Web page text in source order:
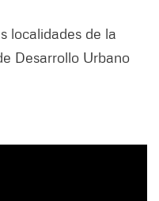
localidades de la
Desarrollo Urbano